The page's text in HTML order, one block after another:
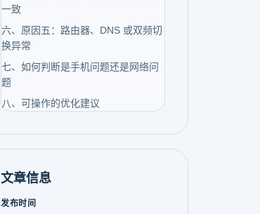
一致
六、原因五：路由器、DNS 或双频切
换异常
七、如何判断是手机问题还是网络问
题
八、可操作的优化建议
文章信息
发布时间